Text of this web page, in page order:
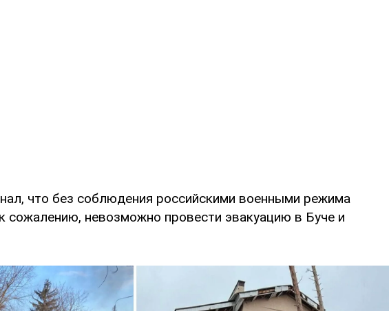
что без соблюдения российскими военными режима
сожалению, невозможно провести эвакуацию в Буче и